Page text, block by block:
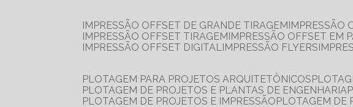
IMPRESSÃO OFFSET DE GRANDE TIRAGEM IMPRESSÃO
IMPRESSÃO OFFSET TIRAGEM IMPRESSÃO OFFSET EM
IMPRESSÃO OFFSET DIGITAL IMPRESSÃO FLYERS
PLOTAGEM PARA PROJETOS ARQUITETÔNICOS
PLOTAGEM DE PROJETOS E PLANTAS DE ENGENHARIA
PLOTAGEM DE PROJETOS E IMPRESSÃO
PLOTAGEM